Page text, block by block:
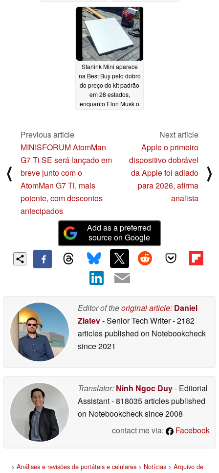
07/17/2024
Starlink Mini aparece
na Best Buy pelo dobro
do preço do kit padrão
em 28 estados,
enquanto Elon Musk o
⟨
Previous article
MINISFORUM AtomMan
G7 Ti SE será lançado em
breve junto com o
AtomMan G7 Ti, mais
potente, com descontos
antecipados
Next article
Apple o primeiro
dispositivo dobrável
da Apple foi adiado
para 2026, afirma
analista
⟩
Add as a preferred
source on Google
Editor of theoriginal article: Daniel
Zlatev- Senior Tech Writer- 2182
articles published on Notebookcheck
since 2021
Translator: Ninh Ngoc Duy- Editorial
Assistant- 818035 articles published
on Notebookchecksince 2008
contact me via:
Facebook
> Análises e revisões de portáteis e celulares> Notícias> Arquivo de